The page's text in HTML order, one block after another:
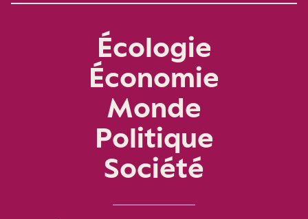
Écologie
Économie
Monde
Politique
Société